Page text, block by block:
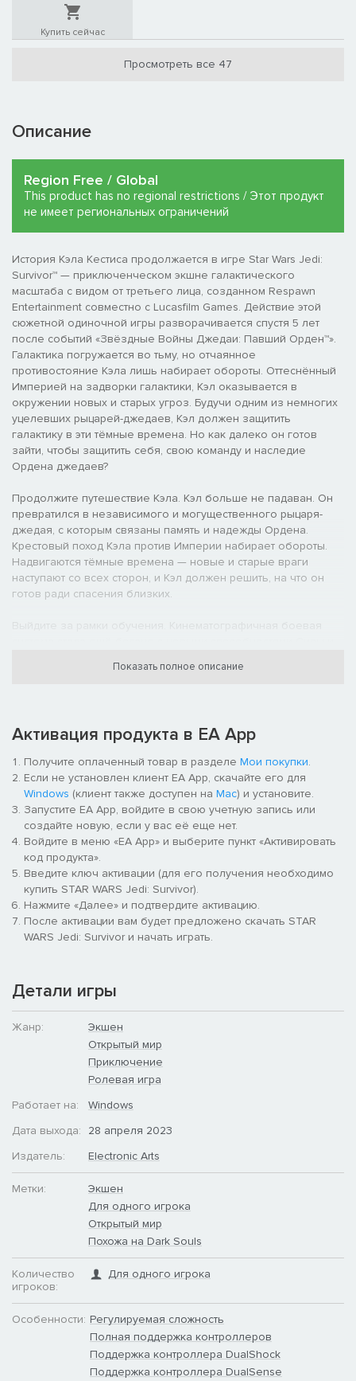
Купить сейчас
Просмотреть все 47
Описание
Region Free / Global
This product has no regional restrictions / Этот продукт
не имеет региональных ограничений
История Кэла Кестиса продолжается в игре Star Wars Jedi:
Survivor™ — приключенческом экшне галактического
масштаба с видом от третьего лица, созданном Respawn
Entertainment совместно с Lucasfilm Games. Действие этой
сюжетной одиночной игры разворачивается спустя 5 лет
после событий «Звёздные Войны Джедаи: Павший Орден™».
Галактика погружается во тьму, но отчаянное
противостояние Кэла лишь набирает обороты. Оттеснённый
Империей на задворки галактики, Кэл оказывается в
окружении новых и старых угроз. Будучи одним из немногих
уцелевших рыцарей-джедаев, Кэл должен защитить
галактику в эти тёмные времена. Но как далеко он готов
зайти, чтобы защитить себя, свою команду и наследие
Ордена джедаев?
Продолжите путешествие Кэла. Кэл больше не падаван. Он
превратился в независимого и могущественного рыцаря-
джедая, с которым связаны память и надежды Ордена.
Крестовый поход Кэла против Империи набирает обороты.
Надвигаются тёмные времена — новые и старые враги
наступают со всех сторон, и Кэл должен решить, на что он
готов ради спасения близких.
арсенал доступных приёмов, просчитайте стратегию схваток,
находить ключи к разгадке тайн на своём пути.
Покорите необъятную галактику. Исследуйте новые планеты
и знакомые закоулки галактики «Звёздных Войн» с
уникальными биомами, испытаниями и врагами. Овладейте
новыми навыками, снаряжением и способностями, которые
помогут вам исследовать, сражаться и путешествовать.
Более обширные области для изучения сулят скрытые
награды игрокам, которые готовы сойти с привычного пути и
устремиться навстречу горизонту.
Показать полное описание
Активация продукта в EA App
Получите оплаченный товар в разделе Мои покупки.
Если не установлен клиент EA App, скачайте его для
Windows (клиент также доступен на Mac) и установите.
Запустите EA App, войдите в свою учетную запись или
создайте новую, если у вас её еще нет.
Войдите в меню «EA App» и выберите пункт «Активировать
код продукта».
Введите ключ активации (для его получения необходимо
купить STAR WARS Jedi: Survivor).
Нажмите «Далее» и подтвердите активацию.
После активации вам будет предложено скачать STAR
WARS Jedi: Survivor и начать играть.
Детали игры
Жанр:
Экшен
Открытый мир
Приключение
Ролевая игра
Работает на:
Windows
Дата выхода:
28 апреля 2023
Издатель:
Electronic Arts
Метки:
Экшен
Для одного игрока
Открытый мир
Похожа на Dark Souls
Количество
игроков:
Для одного игрока
Особенности: Регулируемая сложность
Полная поддержка контроллеров
Поддержка контроллера DualShock
Поддержка контроллера DualSense